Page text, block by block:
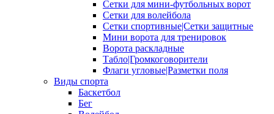
Сетки для мини-футбольных ворот
Сетки для волейбола
Сетки спортивные|Сетки защитные
Мини ворота для тренировок
Ворота раскладные
Табло|Громкоговорители
Флаги угловые|Разметки поля
Виды спорта
Баскетбол
Бег